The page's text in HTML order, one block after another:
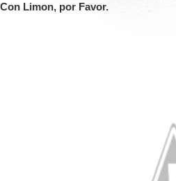
Limon, por Favor.